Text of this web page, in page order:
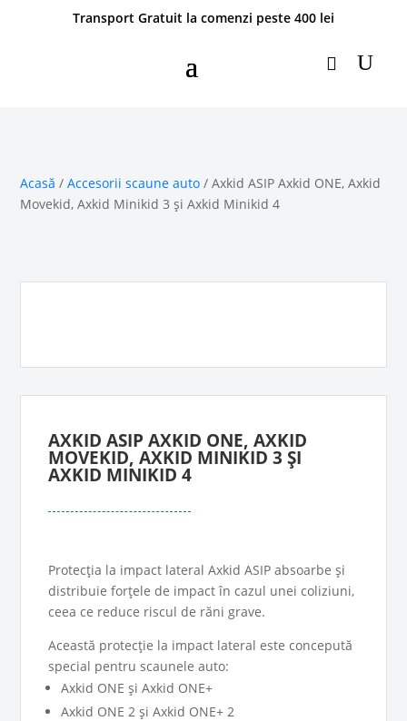
Transport Gratuit la comenzi peste 400 lei
Acasă /Accesorii scaune auto / Axkid ASIP Axkid ONE, Axkid
Movekid, Axkid Minikid 3 și Axkid Minikid 4
AXKID ASIP AXKID ONE, AXKID
MOVEKID, AXKID MINIKID 3 ȘI
AXKID MINIKID 4
Protecția la impact lateral Axkid ASIP absoarbe și
distribuie forțele de impact în cazul unei coliziuni,
ceea ce reduce riscul de răni grave.
Această protecție la impact lateral este concepută
special pentru scaunele auto:
Axkid ONE și Axkid ONE+
Axkid ONE 2 și Axkid ONE+ 2